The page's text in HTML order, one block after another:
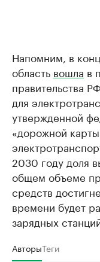
Напомним, в
область вошла в
правительства
для
утвержденной
«дорожной
2030 году доля
общем объеме
средств
времени будет
зарядных
АвторыТеги